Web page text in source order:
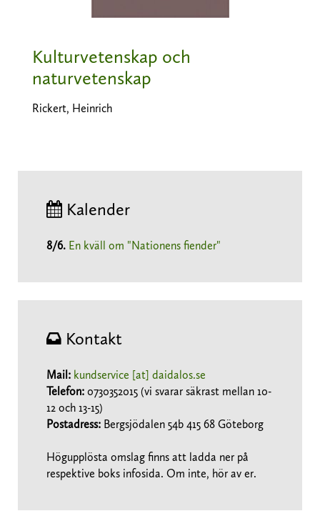
Kulturvetenskap och
naturvetenskap
Rickert, Heinrich
Kalender
8/6. En kväll om "Nationens fiender"
Kontakt
Mail: kundservice [at] daidalos.se
Telefon: 0730352015 (vi svarar säkrast mellan 10-
12 och 13-15)
Postadress: Bergsjödalen 54b 415 68 Göteborg
Högupplösta omslag finns att ladda ner på
respektive boks infosida. Om inte, hör av er.